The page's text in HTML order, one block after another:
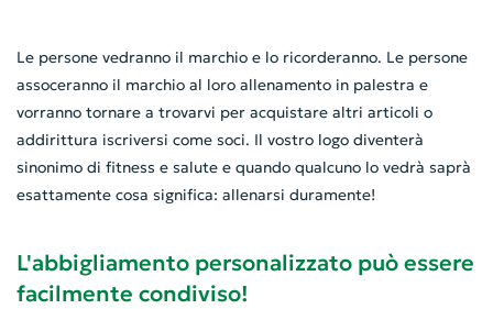
Le persone vedranno il marchio e lo ricorderanno. Le persone
assoceranno il marchio al loro allenamento in palestra e
vorranno tornare a trovarvi per acquistare altri articoli o
addirittura iscriversi come soci. Il vostro logo diventerà
sinonimo di fitness e salute e quando qualcuno lo vedrà saprà
esattamente cosa significa: allenarsi duramente!
L'abbigliamento personalizzato può essere
facilmente condiviso!